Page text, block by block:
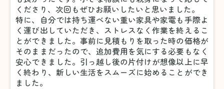
くださり、次回もぜひお願いしたいと思いました。
特に、自分では持ち運べない重い家具や家電も手際よ
く運び出していただき、ストレスなく作業を終えるこ
とができました。事前に見積もりを取った時の価格が
そのままだったので、追加費用を気にする必要もなく
安心できました。引っ越し後の片付けが想像以上に早
く終わり、新しい生活をスムーズに始めることができ
ました。